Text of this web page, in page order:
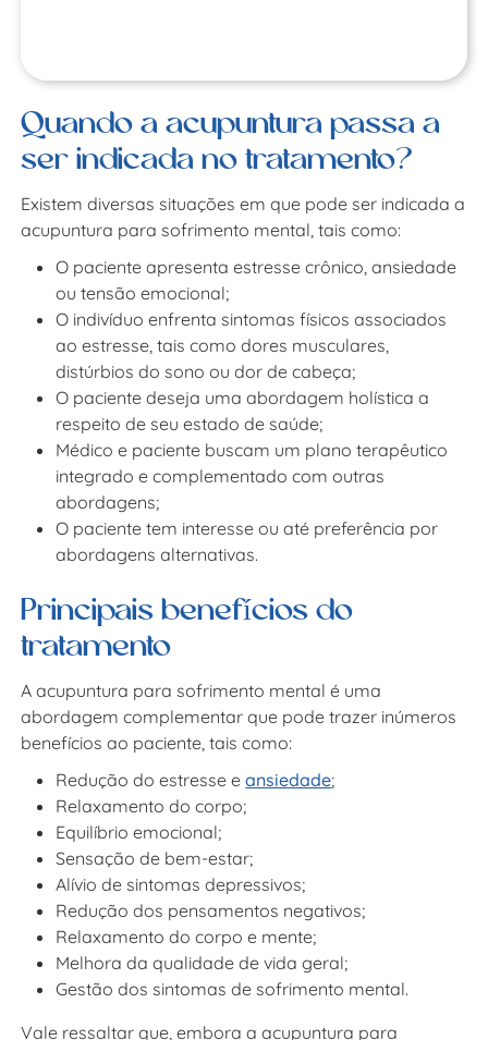
Quando a acupuntura passa a
ser indicada no tratamento?
Existem diversas situações em que pode ser indicada a
acupuntura para sofrimento mental, tais como:
O paciente apresenta estresse crônico, ansiedade
ou tensão emocional;
O indivíduo enfrenta sintomas físicos associados
ao estresse, tais como dores musculares,
distúrbios do sono ou dor de cabeça;
O paciente deseja uma abordagem holística a
respeito de seu estado de saúde;
Médico e paciente buscam um plano terapêutico
integrado e complementado com outras
abordagens;
O paciente tem interesse ou até preferência por
abordagens alternativas.
Principais benefícios do
tratamento
A acupuntura para sofrimento mental é uma
abordagem complementar que pode trazer inúmeros
benefícios ao paciente, tais como:
Redução do estresse eansiedade;
Relaxamento do corpo;
Equilíbrio emocional;
Sensação de bem-estar;
Alívio de sintomas depressivos;
Redução dos pensamentos negativos;
Relaxamento do corpo e mente;
Melhora da qualidade de vida geral;
Gestão dos sintomas de sofrimento mental.
Vale ressaltar que, embora a acupuntura para